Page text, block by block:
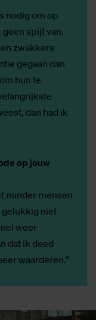
nodig om op
geen spijt van.
zwakkere
gegaan dan
hun te
dan had ik
op jouw
minder mensen
gelukkig niet
weer
dat ik deed
waarderen.”